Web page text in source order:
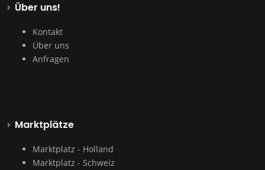
Über uns!
Kontakt
Über uns
Anfragen
Marktplätze
Marktplatz - Holland
Marktplatz - Schweiz